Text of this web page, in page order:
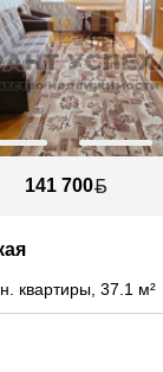
141 700
квартиры, 37.1 м²